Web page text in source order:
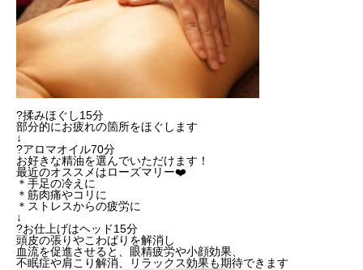
?揉みほぐし15分
部分的にお疲れの箇所をほぐします
↓
?アロマオイル70分
お好きな精油を選んでいただけます！
最近のオススメはローズマリー❤️
＊手足の冷えに
＊筋肉痛やコリに
＊ストレスからの疲労に
↓
?お仕上げはヘッド15分
頭皮の張りやこわばりを解消し
血流を促進させると、眼精疲労や小顔効果、
不眠症や肩こり解消、リラックス効果も期待できます